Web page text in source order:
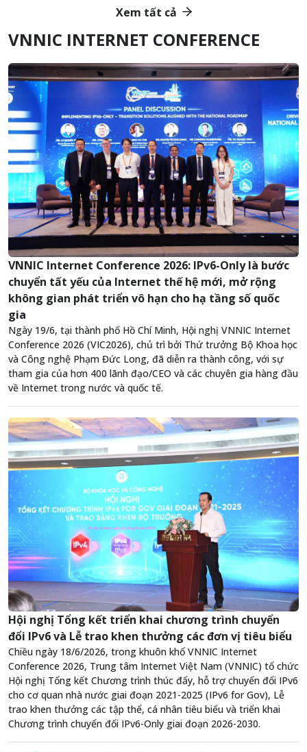
Xem tất cả
VNNIC INTERNET CONFERENCE
Hội nghị Tổng kết triển khai chương trình chuyển
đổi IPv6 và Lễ trao khen thưởng các đơn vị tiêu biểu
Chiều ngày 18/6/2026, trong khuôn khổ VNNIC Internet
Conference 2026, Trung tâm Internet Việt Nam (VNNIC) tổ chức
Hội nghị Tổng kết Chương trình thúc đẩy, hỗ trợ chuyển đổi IPv6
cho cơ quan nhà nước giai đoạn 2021-2025 (IPv6 for Gov), Lễ
trao khen thưởng các tập thể, cá nhân tiêu biểu và triển khai
Chương trình chuyển đổi IPv6-Only giai đoạn 2026-2030.
VNNIC Internet Conference 2026: IPv6-Only là bước
chuyển tất yếu của Internet thế hệ mới, mở rộng
không gian phát triển vô hạn cho hạ tầng số quốc
gia
Ngày 19/6, tại thành phố Hồ Chí Minh, Hội nghị VNNIC Internet
Conference 2026 (VIC2026), chủ trì bởi Thứ trưởng Bộ Khoa học
và Công nghệ Phạm Đức Long, đã diễn ra thành công, với sự
tham gia của hơn 400 lãnh đạo/CEO và các chuyên gia hàng đầu
về Internet trong nước và quốc tế.